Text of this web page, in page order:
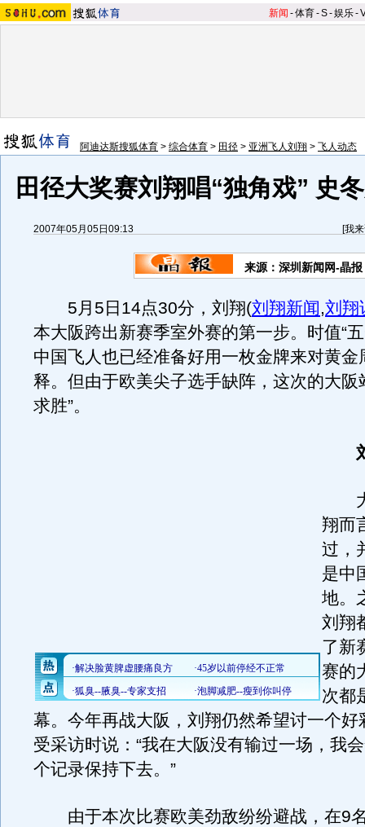
新闻 -体育-S-娱乐-
阿迪达斯搜狐体育 > 综合体育 > 田径 > 亚洲飞人刘翔 > 飞人动态
田径大奖赛刘翔唱“独角戏” 史
2007年05月05日09:13 [我
来源：深圳新闻网-晶报
5月5日14点30分，刘翔(刘翔新闻,刘翔
本大阪跨出新赛季室外赛的第一步。时值“
中国飞人也已经准备好用一枚金牌来对黄金
释。但由于欧美尖子选手缺阵，这次的大阪
求胜”。
大
翔而
过，
是中
地。
刘翔
了新
赛的
次都
幕。今年再战大阪，刘翔仍然希望讨一个好
受采访时说：“我在大阪没有输过一场，我
个记录保持下去。”
由于本次比赛欧美劲敌纷纷避战，在9